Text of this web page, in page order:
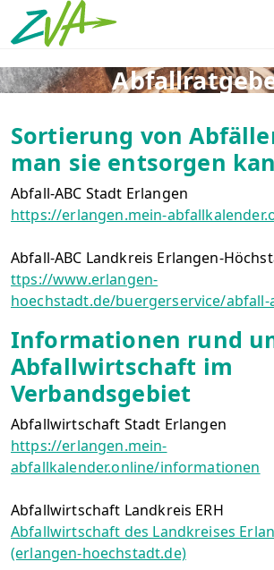
Sortierung von
man sie entsorgen
Abfall-ABC Stadt Erlangen
https://erlangen.mein-
Abfall-ABC Landkreis Erlangen-
ttps://www.erlangen-
hoechstadt.de/buergerservice/abfall-
Informationen rund
Abfallwirtschaft im
Verbandsgebiet
Abfallwirtschaft Stadt Erlangen
https://erlangen.mein-
abfallkalender.online/informationen
Abfallwirtschaft Landkreis ERH
Abfallwirtschaft des Landkreises
(erlangen-hoechstadt.de)